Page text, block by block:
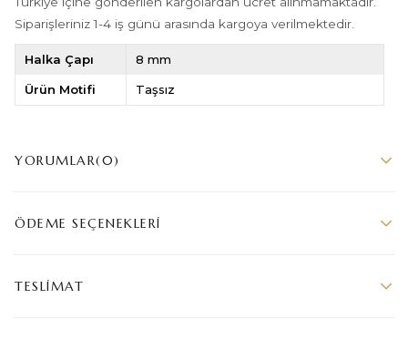
Siparişleriniz 1-4 iş günü arasında kargoya verilmektedir.
Halka Çapı 8 mm
Ürün Motifi Taşsız
YORUMLAR(0)
ÖDEME SEÇENEKLERI
TESLIMAT